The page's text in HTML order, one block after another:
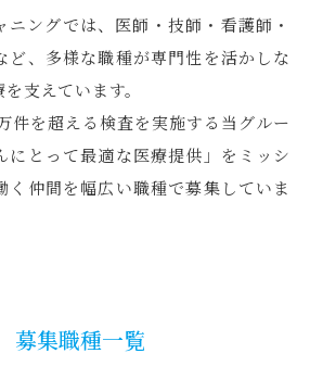
ニングでは、医師・技師・看護師・
ど、多様な職種が専門性を活かしな
支えています。
件を超える検査を実施する当グルー
にとって最適な医療提供」をミッシ
く仲間を幅広い職種で募集していま
募集職種一覧